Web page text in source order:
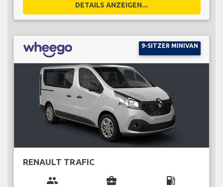
DETAILS ANZEIGEN...
9-SITZER MINIVAN
RENAULT TRAFIC
group business_center local_gas_station